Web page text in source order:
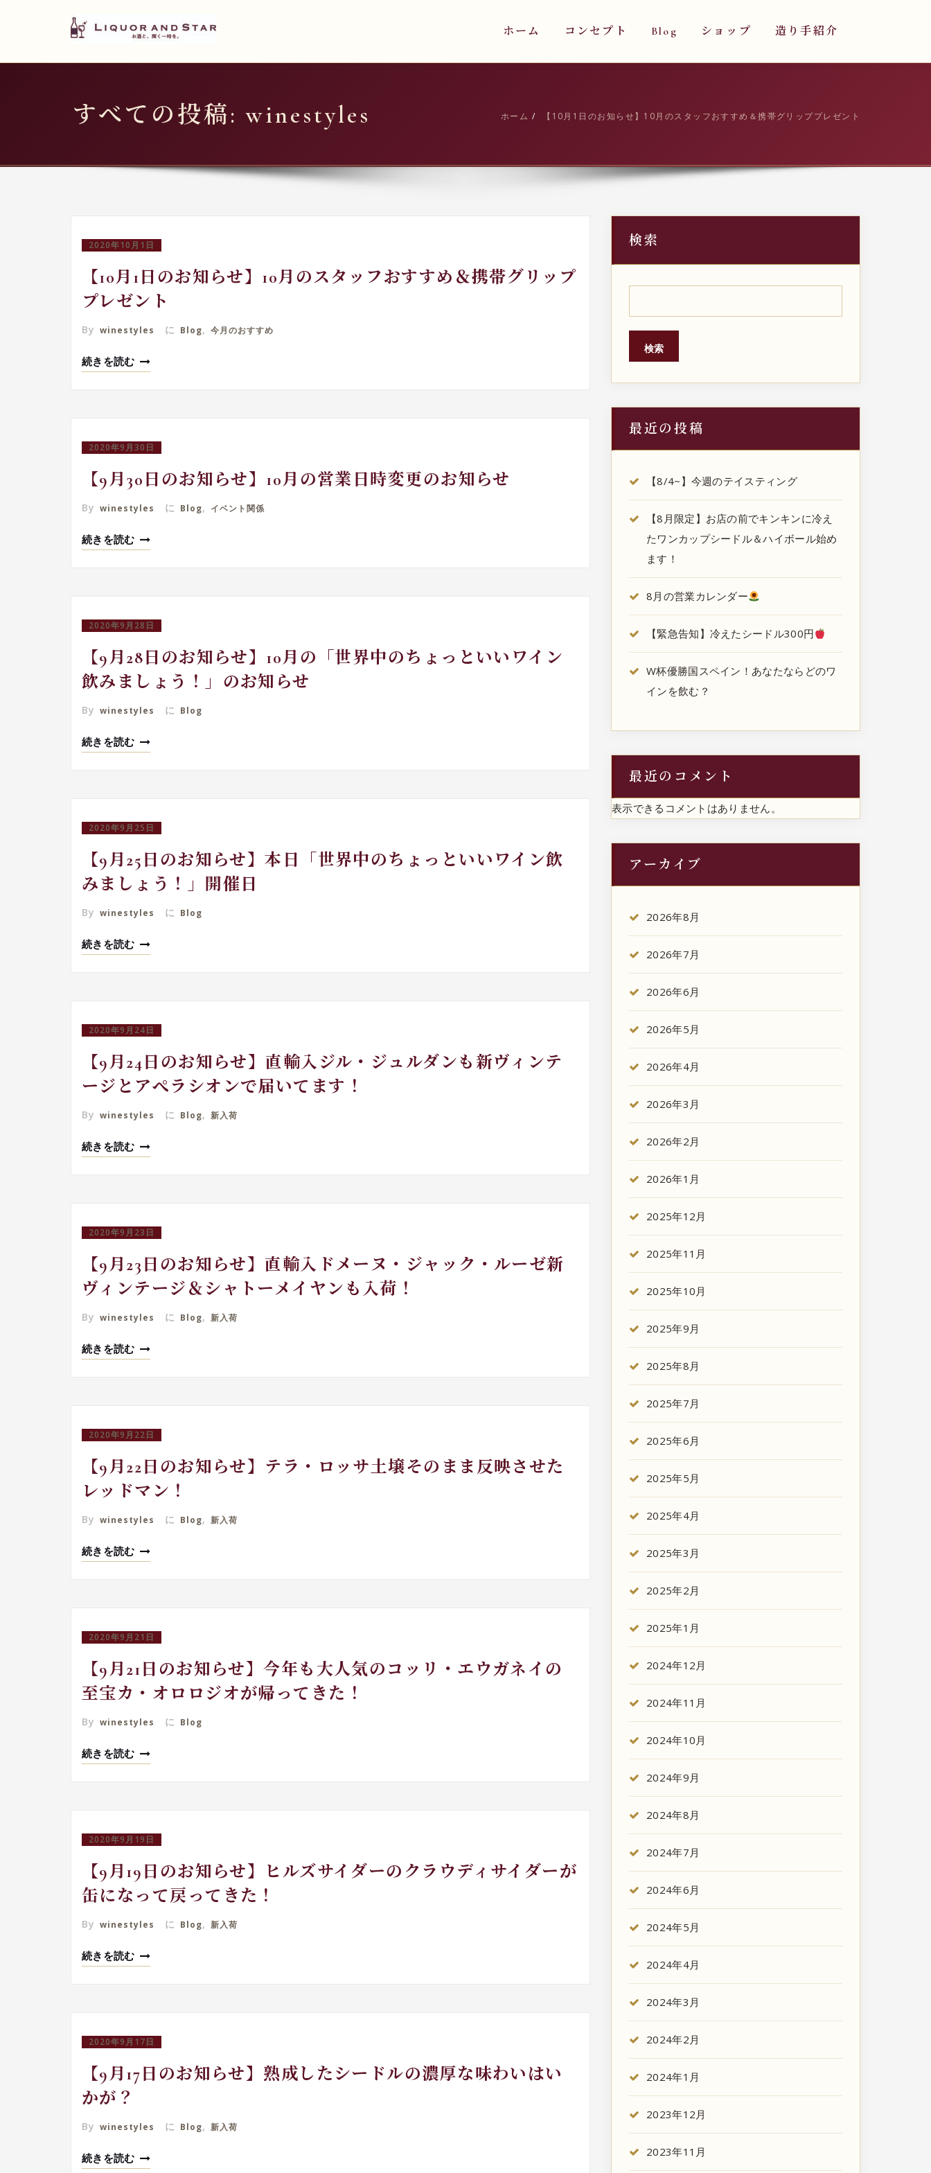
LIQUOR AND STAR
世界のリカーショップ ホーム コンセプト Blog ショップ 造り手紹介
すべての投稿: winestyles ホーム 【10月1日のお知らせ】10月のスタッフおすすめ＆携帯グリッププレゼント
2020年10月1日
【10月1日のお知らせ】10月のスタッフおすすめ＆携帯グリップ
プレゼント
By winestyles に Blog, 今月のおすすめ
続きを読む
2020年9月30日
【9月30日のお知らせ】10月の営業日時変更のお知らせ
By winestyles に Blog, イベント関係
続きを読む
2020年9月28日
【9月28日のお知らせ】10月の「世界中のちょっといいワイン
飲みましょう！」のお知らせ
By winestyles に Blog
続きを読む
2020年9月25日
【9月25日のお知らせ】本日「世界中のちょっといいワイン飲
みましょう！」開催日
By winestyles に Blog
続きを読む
2020年9月24日
【9月24日のお知らせ】直輸入ジル・ジュルダンも新ヴィンテ
ージとアぺラシオンで届いてます！
By winestyles に Blog, 新入荷
続きを読む
2020年9月23日
【9月23日のお知らせ】直輸入ドメーヌ・ジャック・ルーゼ新
ヴィンテージ＆シャトーメイヤンも入荷！
By winestyles に Blog, 新入荷
続きを読む
2020年9月22日
【9月22日のお知らせ】テラ・ロッサ土壌そのまま反映させた
レッドマン！
By winestyles に Blog, 新入荷
続きを読む
2020年9月21日
【9月21日のお知らせ】今年も大人気のコッリ・エウガネイの
至宝カ・オロロジオが帰ってきた！
By winestyles に Blog
続きを読む
2020年9月19日
【9月19日のお知らせ】ヒルズサイダーのクラウディサイダーが
缶になって戻ってきた！
By winestyles に Blog, 新入荷
続きを読む
2020年9月17日
【9月17日のお知らせ】熟成したシードルの濃厚な味わいはい
かが？
By winestyles に Blog, 新入荷
続きを読む
検索
検索
最近の投稿
【8/4~】今週のテイスティング
【8月限定】お店の前でキンキンに冷え
たワンカップシードル＆ハイボール始め
ます！
8月の営業カレンダー
【緊急告知】冷えたシードル300円
W杯優勝国スペイン！あなたならどのワ
インを飲む？
最近のコメント
表示できるコメントはありません。
アーカイブ
2026年8月
2026年7月
2026年6月
2026年5月
2026年4月
2026年3月
2026年2月
2026年1月
2025年12月
2025年11月
2025年10月
2025年9月
2025年8月
2025年7月
2025年6月
2025年5月
2025年4月
2025年3月
2025年2月
2025年1月
2024年12月
2024年11月
2024年10月
2024年9月
2024年8月
2024年7月
2024年6月
2024年5月
2024年4月
2024年3月
2024年2月
2024年1月
2023年12月
2023年11月